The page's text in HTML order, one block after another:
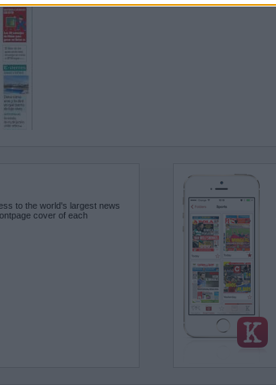
to the world's largest news
cover of each